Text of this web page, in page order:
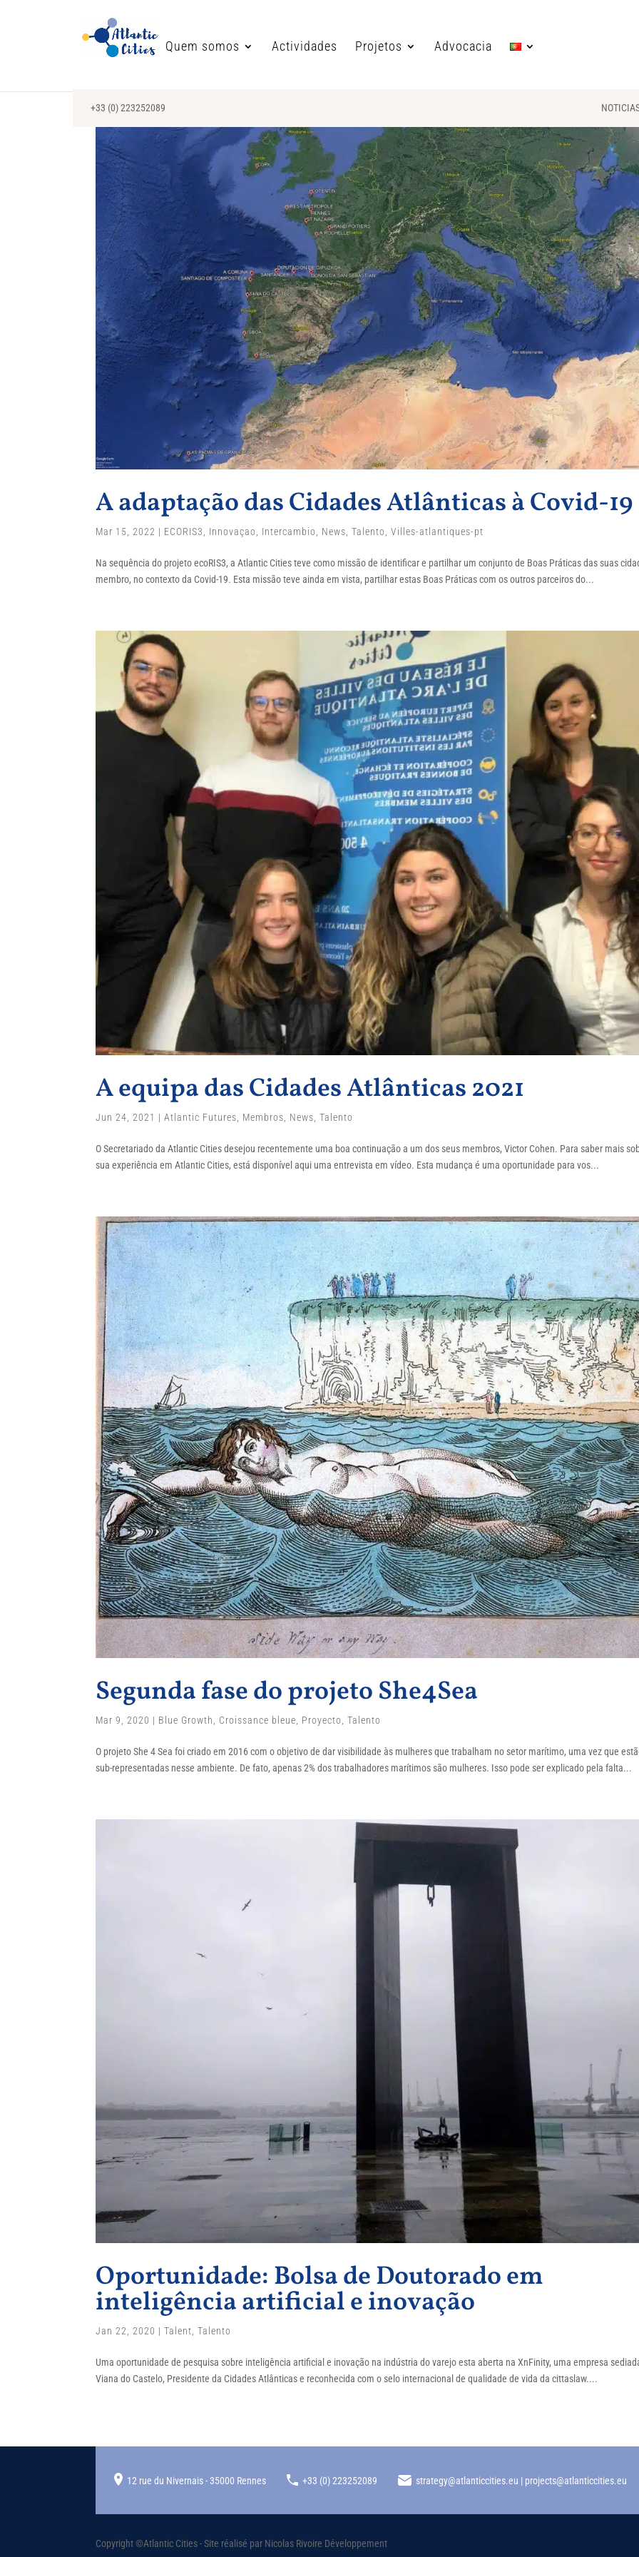
Quem somos Actividades Projetos Advocacia
+33 (0) 223252089
A adaptação das Cidades Atlânticas à Covid-19
Mar 15, 2022 | ECORIS3, Innovaçao, Intercambio, News,Talento,Villes-atlantiques-pt
Na sequência do projeto ecoRIS3, a Atlantic Cities teve como missão de identificar e partilhar um conjunto de Boas Práticas das suas
membro, no contexto da Covid-19. Esta missão teve ainda em vista, partilhar estas Boas Práticas com os outros parceiros do...
A equipa das Cidades Atlânticas 2021
Jun 24, 2021 |Atlantic Futures Membros News ,Talento
O Secretariado da Atlantic Cities desejou recentemente uma boa continuação a um dos seus membros, Victor Cohen. Para saber mais
sua experiência em Atlantic Cities, está disponível aqui uma entrevista em vídeo. Esta mudança é uma oportunidade para vos...
Segunda fase do projeto She4Sea
Mar 9, 2020 | Blue Growth, Croissance bleue, Proyecto,Talento
O projeto She 4 Sea foi criado em 2016 com o objetivo de dar visibilidade às mulheres que trabalham no setor marítimo, uma vez que
sub-representadas nesse ambiente. De fato, apenas 2% dos trabalhadores marítimos são mulheres. Isso pode ser explicado pela falta...
Oportunidade: Bolsa de Doutorado em
inteligência artificial e inovação
Jan 22, 2020 |Talent ,Talento
Uma oportunidade de pesquisa sobre inteligência artificial e inovação na indústria do varejo esta aberta na XnFinity, uma empresa
Viana do Castelo, Presidente da Cidades Atlânticas e reconhecida com o selo internacional de qualidade de vida da cittaslaw....
12 rue du Nivernais - 35000 Rennes +33 (0) 223252089 strategy@atlanticcities.eu | projects@atlanticcities.eu
Copyright ©Atlantic Cities - Site réalisé par Nicolas Rivoire Développement